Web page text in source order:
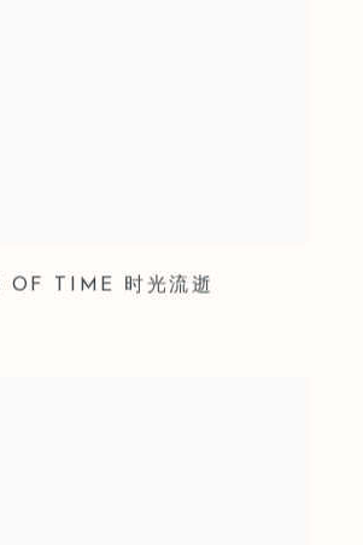
OF TIME 时光流逝